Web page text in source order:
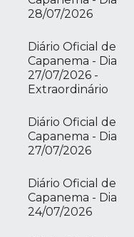
28/07/2026
Diário Oficial de
Capanema - Dia
27/07/2026 -
Extraordinário
Diário Oficial de
Capanema - Dia
27/07/2026
Diário Oficial de
Capanema - Dia
24/07/2026